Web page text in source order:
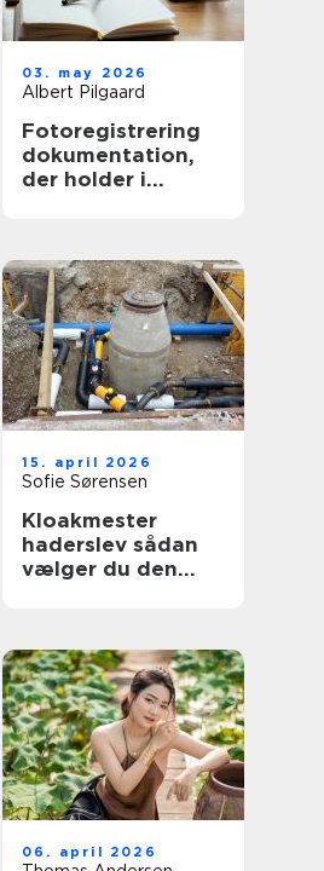
03. may 2026
Albert Pilgaard
Fotoregistrering
dokumentation,
der holder i
15. april 2026
Sofie Sørensen
Kloakmester
haderslev sådan
vælger du den
06. april 2026